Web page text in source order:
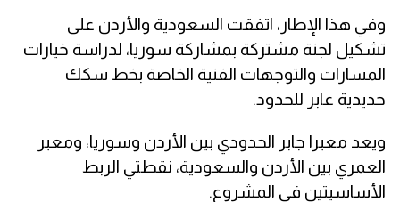
وفي هذا الإطار، اتفقت السعودية والأردن على
تشكيل لجنة مشتركة بمشاركة سوريا، لدراسة خيارات
المسارات والتوجهات الفنية الخاصة بخط سكك
حديدية عابر للحدود.
ويعد معبرا جابر الحدودي بين الأردن وسوريا، ومعبر
العمري بين الأردن والسعودية، نقطتي الربط
الأساسيتين في المشروع.